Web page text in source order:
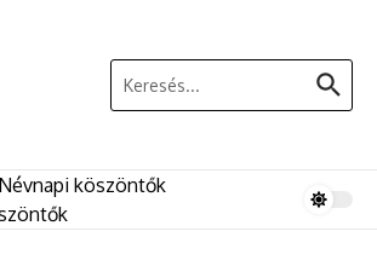
Keresés:
Névnapi köszöntők